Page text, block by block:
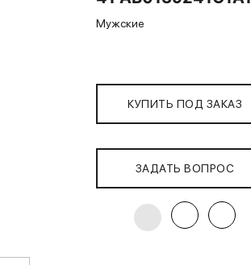
Мужские
КУПИТЬ ПОД ЗАКАЗ
ЗАДАТЬ ВОПРОС